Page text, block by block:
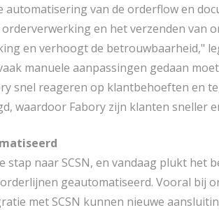
automatisering van de orderflow en
en het verzenden van
en verhoogt de betrouwbaarheid,"
manuele aanpassingen gedaan
snel reageren op klantbehoeften en
waardoor Fabory zijn klanten sneller
stap naar SCSN, en vandaag plukt het
geautomatiseerd. Vooral bij
met SCSN kunnen nieuwe